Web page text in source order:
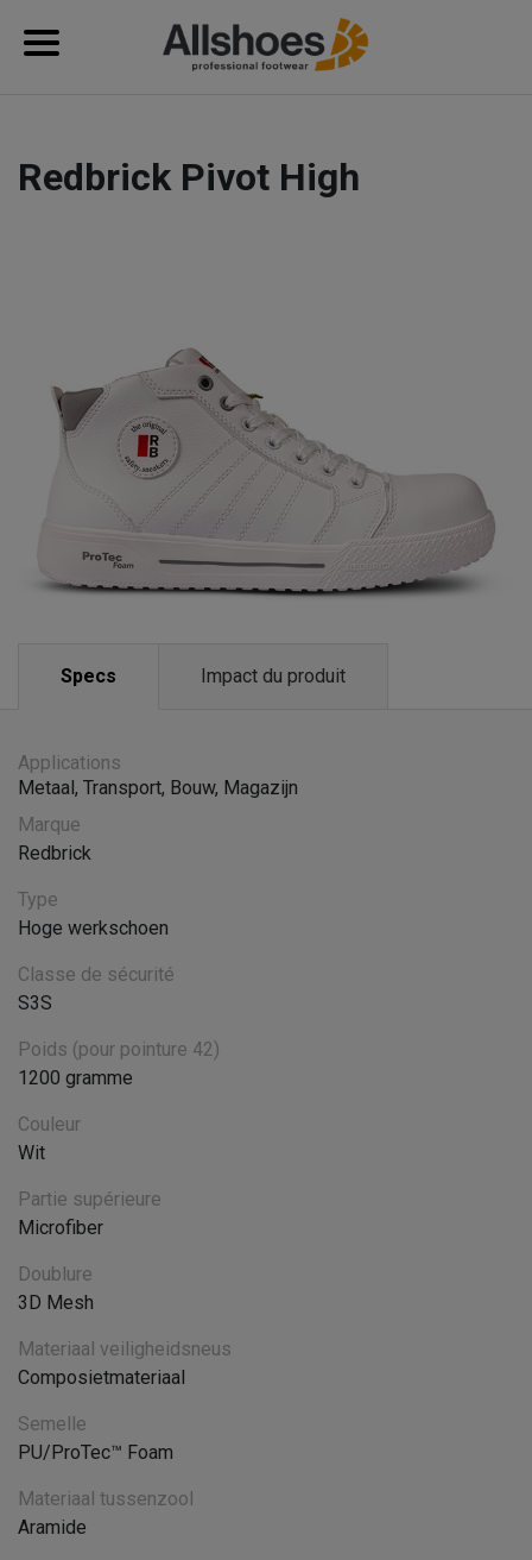
Redbrick Pivot High
Specs Impact du produit
Applications
Metaal, Transport, Bouw, Magazijn
Marque
Redbrick
Type
Hoge werkschoen
Classe de sécurité
S3S
Poids (pour pointure 42)
1200 gramme
Couleur
Wit
Partie supérieure
Microfiber
Doublure
3D Mesh
Materiaal veiligheidsneus
Composietmateriaal
Semelle
PU/ProTec™ Foam
Materiaal tussenzool
Aramide